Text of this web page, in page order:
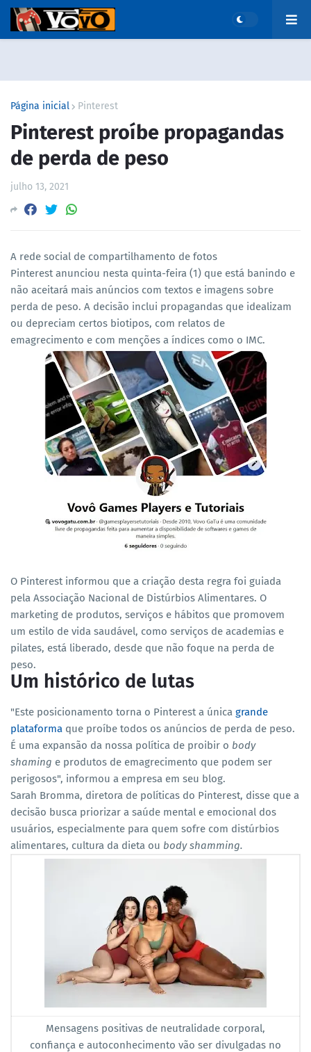
Página inicial Pinterest
Pinterest proíbe propagandas
de perda de peso
julho 13, 2021
A rede social de compartilhamento de fotos
Pinterest anunciou nesta quinta-feira (1) que está banindo e
não aceitará mais anúncios com textos e imagens sobre
perda de peso. A decisão inclui propagandas que idealizam
ou depreciam certos biotipos, com relatos de
emagrecimento e com menções a índices como o IMC.
O Pinterest informou que a criação desta regra foi guiada
pela Associação Nacional de Distúrbios Alimentares. O
marketing de produtos, serviços e hábitos que promovem
um estilo de vida saudável, como serviços de academias e
pilates, está liberado, desde que não foque na perda de
peso.
Um histórico de lutas
"Este posicionamento torna o Pinterest a única grande
plataforma que proíbe todos os anúncios de perda de peso.
É uma expansão da nossa política de proibir o body
shaming e produtos de emagrecimento que podem ser
perigosos", informou a empresa em seu blog.
Sarah Bromma, diretora de políticas do Pinterest, disse que a
decisão busca priorizar a saúde mental e emocional dos
usuários, especialmente para quem sofre com distúrbios
alimentares, cultura da dieta ou body shamming.
Mensagens positivas de neutralidade corporal,
confiança e autoconhecimento vão ser divulgadas no